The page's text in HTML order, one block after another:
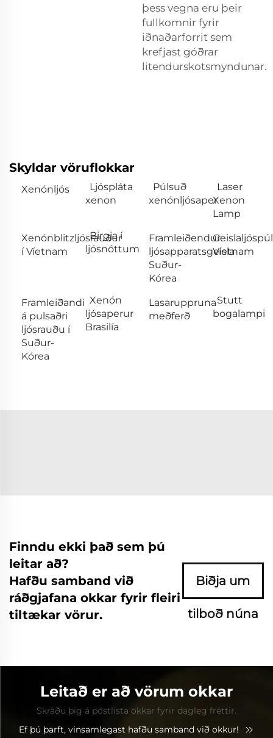
þess vegna eru þeir
fullkomnir fyrir
iðnaðarforrit sem
krefjast góðrar
litendurskotsmyndunar.
Skyldar vöruflokkar
Xenónljós
Ljóspláta
xenon
Púlsuð
xenónljósaper
Laser
Xenon
Lamp
Xenónblitzljósrauður
í Víetnam
Birgja í
ljósnóttum
Framleiðendur
ljósapparatsgeisla
Suður-
Kórea
Víetnam
Framleiðandi
á pulsaðri
ljósrauðu í
Suður-
Kórea
Xenón
ljósaperur
Brasilía
Lasaruppruna
meðferð
Stutt
bogalampi
Finndu ekki það sem þú
leitar að?
Hafðu samband við
ráðgjafana okkar fyrir fleiri
tiltækar vörur.
Biðja um
tilboð núna
Leitað er að vörum okkar
Skráðu þig á póstlista okkar fyrir dagleg fréttir.
Ef þú þarft, vinsamlegast hafðu samband við okkur!